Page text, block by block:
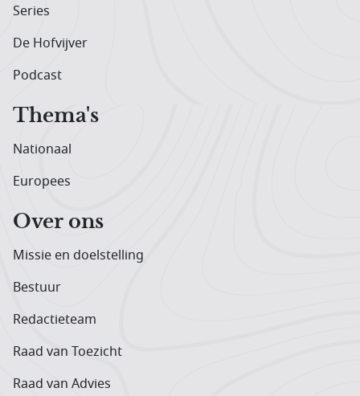
Series
De Hofvijver
Podcast
Thema's
Nationaal
Europees
Over ons
Missie en doelstelling
Bestuur
Redactieteam
Raad van Toezicht
Raad van Advies